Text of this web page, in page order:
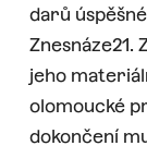
darů
Znesnáze21.
jeho
olomoucké
dokončení